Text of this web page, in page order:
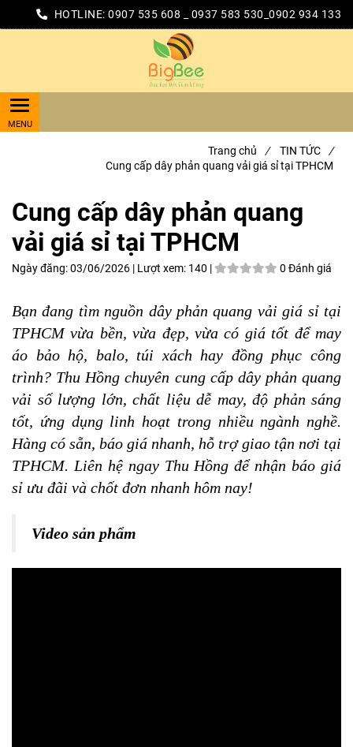
HOTLINE: 0907 535 608 _ 0937 583 530_0902 934 133
Trang chủ / TIN TỨC
/
Cung cấp dây phản quang vải giá sỉ tại TPHCM
Cung cấp dây phản quang
vải giá sỉ tại TPHCM
Ngày đăng:03/06/2026 | Lượt xem: 140 | 0 Đánh giá
Bạn đang tìm nguồn dây phản quang vải giá sỉ tại
TPHCM vừa bền, vừa đẹp, vừa có giá tốt để may
áo bảo hộ, balo, túi xách hay đồng phục công
trình? Thu Hồng chuyên cung cấp dây phản quang
vải số lượng lớn, chất liệu dễ may, độ phản sáng
tốt, ứng dụng linh hoạt trong nhiều ngành nghề.
Hàng có sẵn, báo giá nhanh, hỗ trợ giao tận nơi tại
TPHCM. Liên hệ ngay Thu Hồng để nhận báo giá
sỉ ưu đãi và chốt đơn nhanh hôm nay!
Video sản phẩm